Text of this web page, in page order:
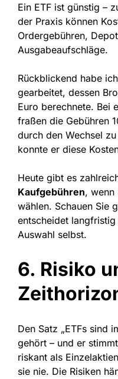
Ein ETF ist günstig –
der Praxis können
Ordergebühren,
Ausgabeaufschläge.
Rückblickend habe
gearbeitet, dessen
Euro berechnete. Bei
fraßen die Gebühren
durch den Wechsel
konnte er diese
Heute gibt es
Kaufgebühren, wenn
wählen. Schauen Sie
entscheidet
Auswahl selbst.
6. Risiko
Den Satz „ETFs sind
gehört – und er
riskant als
sie nie. Die Risiken